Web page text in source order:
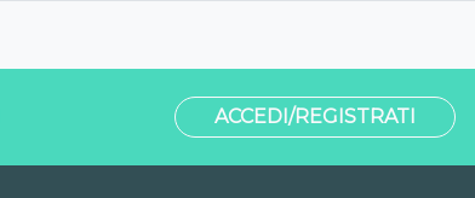
ACCEDI/REGISTRATI